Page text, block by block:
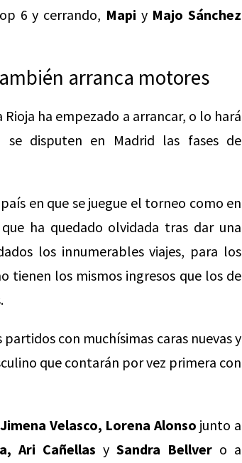
6 y cerrando, Mapi y Majo Sánchez
arranca motores
ha empezado a arrancar, o lo hará
se disputen en Madrid las fases de
en que se juegue el torneo como en
ha quedado olvidada tras dar una
los innumerables viajes, para los
tienen los mismos ingresos que los de
con muchísimas caras nuevas y
que contarán por vez primera con
Jimena Velasco, Lorena Alonso junto a
Ari Cañellas y Sandra Bellver o a